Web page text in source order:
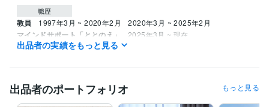
職歴
教員 1997年3月 ~ 2020年2月 2020年3月 ~ 2025年2月
マインドサポート「ととのえ」 2025年3月 ~ 現在
ココナラブログ「知的障害＆自閉スペクトラム症児の子育て」 教師
資格・検定
出品者の実績をもっと見る
出品者のポートフォリオ もっと見る